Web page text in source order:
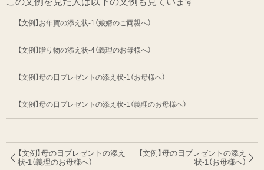
【文例】お年賀の添え状-1（娘婿のご両親へ）
【文例】贈り物の添え状-4（義理のお母様へ）
【文例】母の日プレゼントの添え状-1（お母様へ）
【文例】母の日プレゼントの添え状-1（義理のお母様へ）
【文例】母の日プレゼントの添え
状-1（義理のお母様へ）
【文例】母の日プレゼントの添え
状-1（お母様へ）